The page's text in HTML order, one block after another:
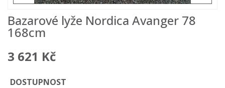
Bazarové lyže Nordica Avanger 78
168cm
3 621 Kč
DOSTUPNOST